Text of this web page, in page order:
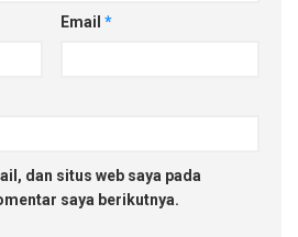
Email *
dan situs web saya pada
saya berikutnya.